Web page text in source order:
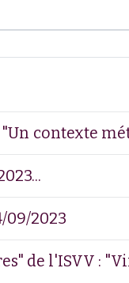
contexte
09/2023
de l'ISVV :